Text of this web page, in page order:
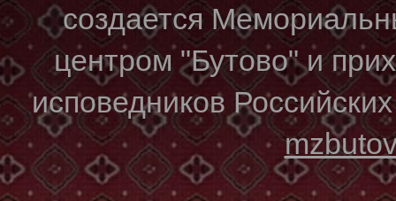
создается
центром "Бутово" и
исповедников